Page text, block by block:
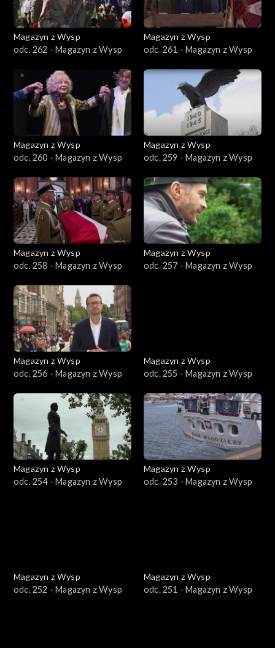
Magazyn z Wysp
odc. 262 - Magazyn z Wysp
Magazyn z Wysp
odc. 261 - Magazyn z Wysp
Magazyn z Wysp
odc. 260 - Magazyn z Wysp
Magazyn z Wysp
odc. 259 - Magazyn z Wysp
Magazyn z Wysp
odc. 258 - Magazyn z Wysp
Magazyn z Wysp
odc. 257 - Magazyn z Wysp
Magazyn z Wysp
odc. 256 - Magazyn z Wysp
Magazyn z Wysp
odc. 255 - Magazyn z Wysp
Magazyn z Wysp
odc. 254 - Magazyn z Wysp
Magazyn z Wysp
odc. 253 - Magazyn z Wysp
Magazyn z Wysp
odc. 252 - Magazyn z Wysp
Magazyn z Wysp
odc. 251 - Magazyn z Wysp